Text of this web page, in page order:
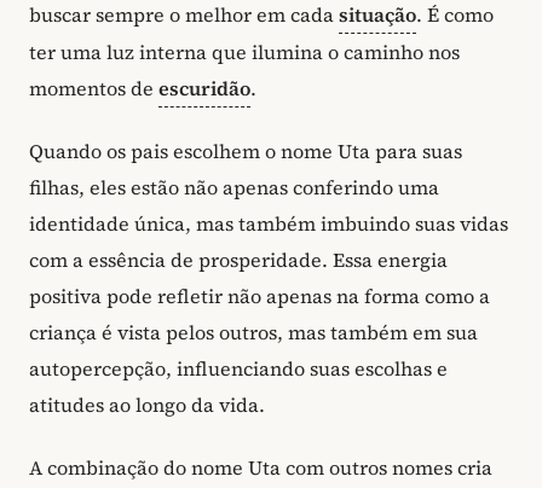
buscar sempre o melhor em cadasituação. É como
ter uma luz interna que ilumina o caminho nos
momentos de escuridão.
Quando os pais escolhem o nome Uta para suas
filhas, eles estão não apenas conferindo uma
identidade única, mas também imbuindo suas vidas
com a essência de prosperidade. Essa energia
positiva pode refletir não apenas na forma como a
criança é vista pelos outros, mas também em sua
autopercepção, influenciando suas escolhas e
atitudes ao longo da vida.
A combinação do nome Uta com outros nomes cria